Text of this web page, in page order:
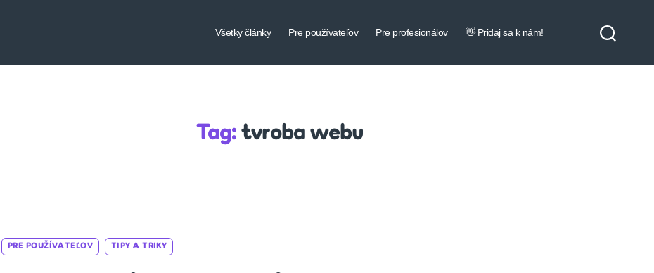
Všetky články Pre používateľov Pre profesionálov 👋 Pridaj sa k nám!
Tag: tvroba webu
PRE POUŽÍVATEĽOV TIPY A TRIKY